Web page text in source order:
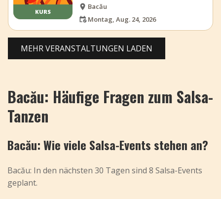
KURS
Bacău
Montag, Aug. 24, 2026
MEHR VERANSTALTUNGEN LADEN
Bacău: Häufige Fragen zum Salsa-
Tanzen
Bacău: Wie viele Salsa-Events stehen an?
Bacău: In den nächsten 30 Tagen sind 8 Salsa-Events
geplant.